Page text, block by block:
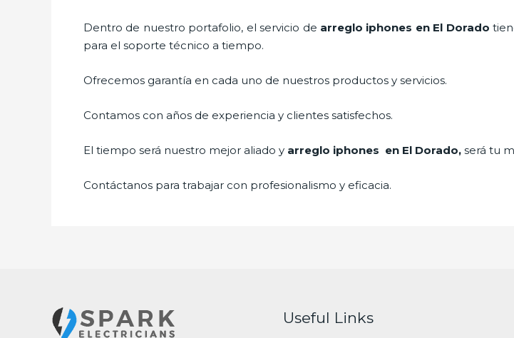
Dentro de nuestro portafolio, el servicio de arreglo iphones en El Dorado
para el soporte técnico a tiempo.
Ofrecemos garantía en cada uno de nuestros productos y servicios.
Contamos con años de experiencia y clientes satisfechos.
El tiempo será nuestro mejor aliado y arreglo iphones en El Dorado, será tu
Contáctanos para trabajar con profesionalismo y eficacia.
Useful Links